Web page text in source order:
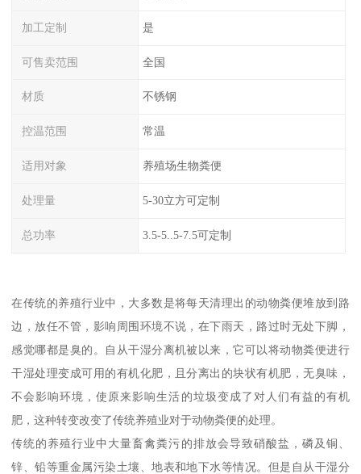
加工定制 是
可售卖范围 全国
材质 不锈钢
控温范围 常温
适用对象 养殖场生物粪便
处理量 5-30立方可定制
总功率 3.5-5..5-7.5可定制
在传统的养殖行业中，大多数是将每天清理出的动物粪便堆放到路
边，放任不管，影响周围环境不说，在下雨天，路过时无处下脚，
感觉哪都是臭的。自从干湿分离机被以来，它可以将动物粪便进行
干湿处理变成可用的有机化肥，且分离出的块状有机肥，无臭味，
不会影响环境，使原来影响生活的垃圾变成了对人们有益的有机
肥，这种转变改变了传统养殖业对于动物粪便的处理。
传统的养殖行业中大量畜禽粪污的排放会导致硝酸盐，磷及铜、
锌、铅等重金属污染土壤、地表和地下水等情况。但是自从干湿分